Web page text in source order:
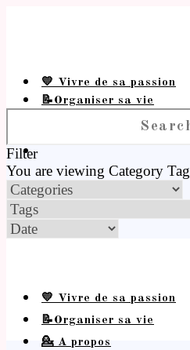
💛 Vivre de sa passion
📝Organiser sa vie
Filter
You are viewing Category Tag
💛 Vivre de sa passion
📝Organiser sa vie
💁 A propos